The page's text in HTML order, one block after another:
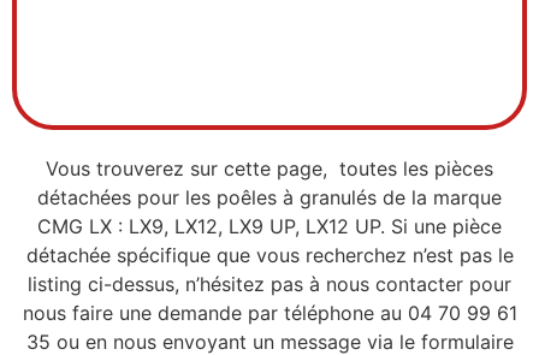
TEFLON
Vous trouverez sur cette page, toutes les pièces
détachées pour les poêles à granulés de la marque
CMG LX : LX9, LX12, LX9 UP, LX12 UP. Si une pièce
détachée spécifique que vous recherchez n’est pas le
listing ci-dessus, n’hésitez pas à nous contacter pour
nous faire une demande par téléphone au 04 70 99 61
35 ou en nous envoyant un message via le formulaire